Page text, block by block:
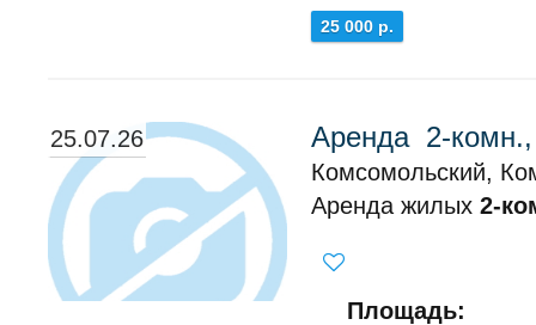
25 000 р.
25.07.26 Аренда 2-
Комсомольский,
Аренда жилых 2-
Площадь: